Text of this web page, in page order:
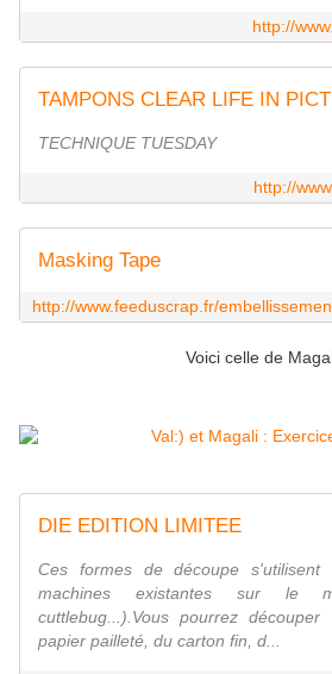
http://
TAMPONS CLEAR LIFE IN
TECHNIQUE TUESDAY
http://
Masking Tape
Voici celle de
DIE EDITION LIMITEE
Ces formes de découpe
machines existantes sur le
cuttlebug...).Vous pourrez
papier pailleté, du carton fin, d...